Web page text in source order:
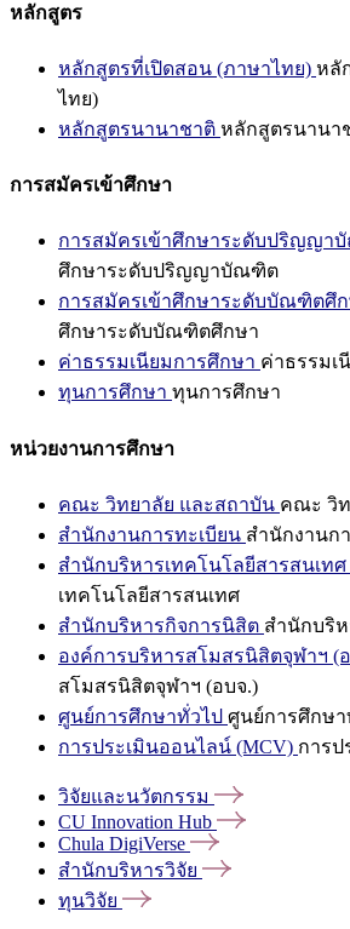
หลักสูตร
หลักสูตรที่เปิดสอน (ภาษาไทย) หลั
ไทย)
หลักสูตรนานาชาติ หลักสูตรนานา
การสมัครเข้าศึกษา
การสมัครเข้าศึกษาระดับปริญญา
ศึกษาระดับปริญญาบัณฑิต
การสมัครเข้าศึกษาระดับบัณฑิตศึ
ศึกษาระดับบัณฑิตศึกษา
ค่าธรรมเนียมการศึกษา ค่าธรรมเ
ทุนการศึกษา ทุนการศึกษา
หน่วยงานการศึกษา
คณะ วิทยาลัย และสถาบัน คณะ วิ
สำนักงานการทะเบียน สำนักงานก
สำนักบริหารเทคโนโลยีสารสนเทศ
เทคโนโลยีสารสนเทศ
สำนักบริหารกิจการนิสิต สำนักบริ
องค์การบริหารสโมสรนิสิตจุฬาฯ (
สโมสรนิสิตจุฬาฯ (อบจ.)
ศูนย์การศึกษาทั่วไป ศูนย์การศึกษา
การประเมินออนไลน์ (MCV) การป
วิจัยและนวัตกรรม
CU Innovation Hub
Chula DigiVerse
สำนักบริหารวิจัย
ทุนวิจัย